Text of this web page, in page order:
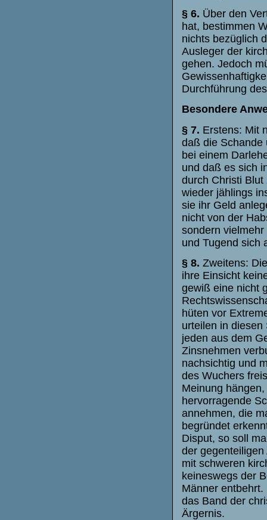
§ 6. Über den
hat, bestimmen
nichts bezüglich
Ausleger der
gehen. Jedoch
Durchführung
Besondere
§ 7. Erstens: Mit
daß die Schande
bei einem
und daß es sich
durch Christi
wieder jählings
sie ihr Geld
nicht von der
sondern
und Tugend sich
§ 8. Zweitens:
ihre Einsicht
gewiß eine nicht
hüten vor
urteilen in
jeden aus dem
Zinsnehmen
nachsichtig und
des Wuchers
Meinung
hervorragende
annehmen, die
begründet
Disput, so soll
der
mit schweren
keineswegs der
Männer
das Band der
Ärgernis.